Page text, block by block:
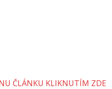
ČLÁNKU KLIKNUTÍM ZDE